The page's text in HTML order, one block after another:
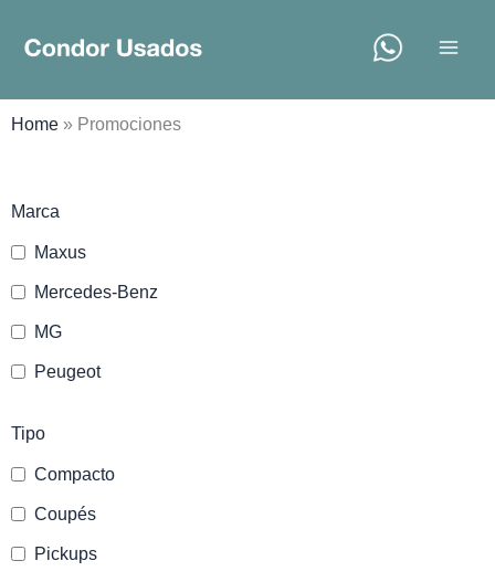
Home » Promociones
Marca
Maxus
Mercedes-Benz
MG
Peugeot
Tipo
Compacto
Coupés
Pickups